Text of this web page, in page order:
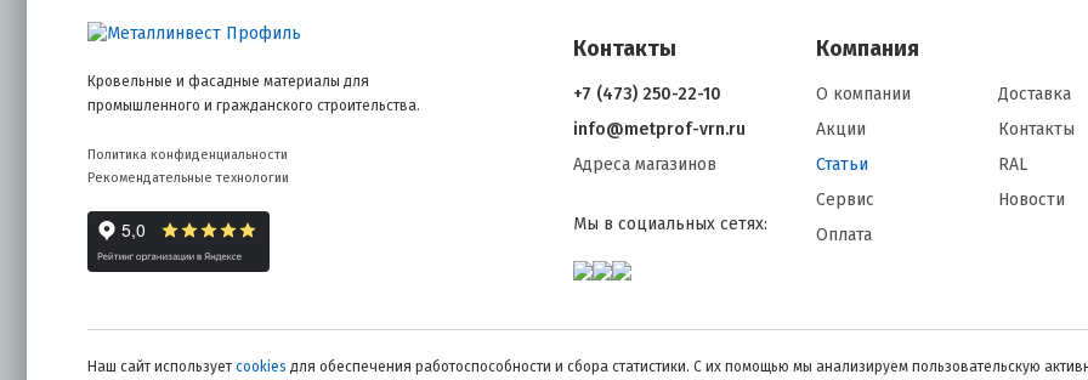
Кровельные и фасадные материалы для
промышленного и гражданского строительства.
Политика конфиденциальности
Рекомендательные технологии
Контакты
+7 (473) 250-22-10
info@metprof-vrn.ru
Адреса магазинов
Мы в социальных сетях:
Компания
О компании
Акции
Статьи
Сервис
Оплата
Доставка
Контакты
RAL
Новости
Наш сайт использует cookies для обеспечения работоспособности и сбора статистики. С их помощью мы анализируем пользовательскую